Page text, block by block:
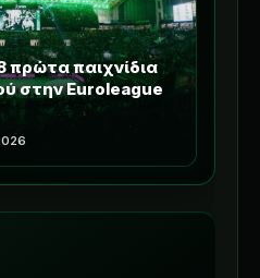
παιχνίδια
στην Euroleague